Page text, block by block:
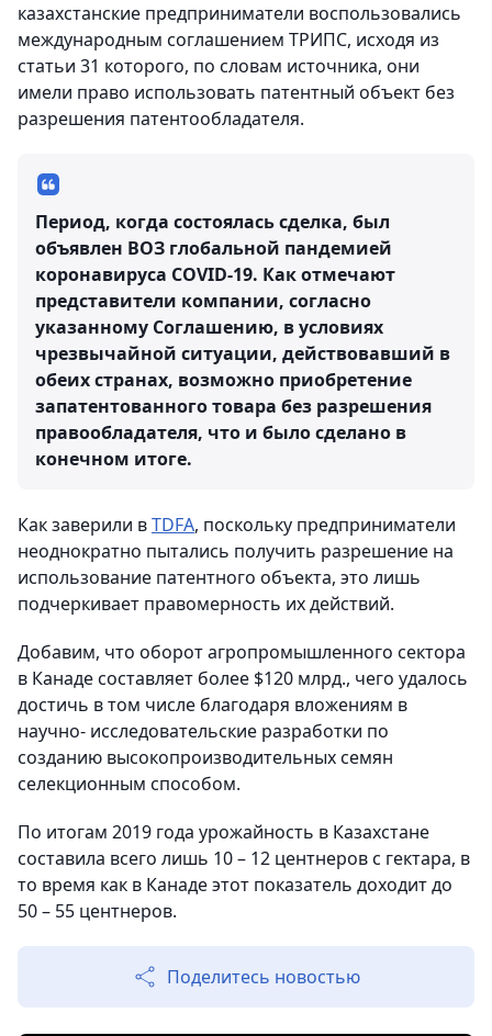
казахстанские предприниматели воспользовались
международным соглашением ТРИПС, исходя из
статьи 31 которого, по словам источника, они
имели право использовать патентный объект без
разрешения патентообладателя.
Период, когда состоялась сделка, был
объявлен ВОЗ глобальной пандемией
коронавируса COVID-19. Как отмечают
представители компании, согласно
указанному Соглашению, в условиях
чрезвычайной ситуации, действовавший в
обеих странах, возможно приобретение
запатентованного товара без разрешения
правообладателя, что и было сделано в
конечном итоге.
Как заверили вTDFA, поскольку предприниматели
неоднократно пытались получить разрешение на
использование патентного объекта, это лишь
подчеркивает правомерность их действий.
Добавим, что оборот агропромышленного сектора
в Канаде составляет более $120 млрд., чего удалось
достичь в том числе благодаря вложениям в
научно- исследовательские разработки по
созданию высокопроизводительных семян
селекционным способом.
По итогам 2019 года урожайность в Казахстане
составила всего лишь 10 – 12 центнеров с гектара, в
то время как в Канаде этот показатель доходит до
50 – 55 центнеров.
Поделитесь новостью